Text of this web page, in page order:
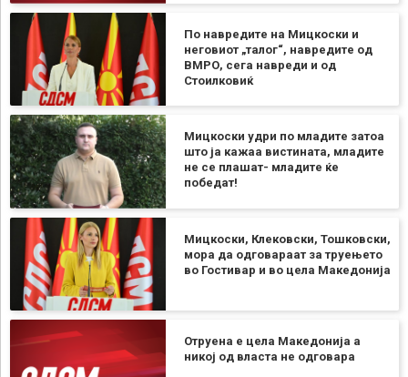
По навредите на Мицкоски и
неговиот „талог“, навредите од
ВМРО, сега навреди и од
Стоилковиќ
Мицкоски удри по младите затоа
што ја кажаа вистината, младите
не се плашат- младите ќе
победат!
Мицкоски, Клековски, Тошковски,
мора да одговараат за труењето
во Гостивар и во цела Македонија
Отруена е цела Македонија а
никој од власта не одговара